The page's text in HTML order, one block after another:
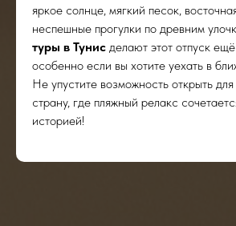
яркое солнце, мягкий песок,
неспешные прогулки по древним
туры в Тунис делают этот отпуск
особенно если вы хотите уехать в
Не упустите возможность открыть
страну, где пляжный релакс
историей!